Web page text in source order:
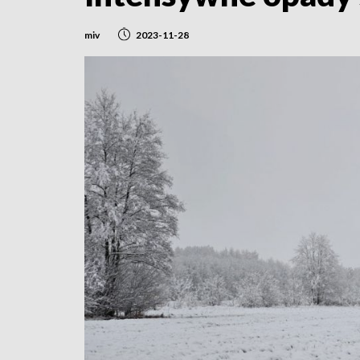
miv 2023-11-28